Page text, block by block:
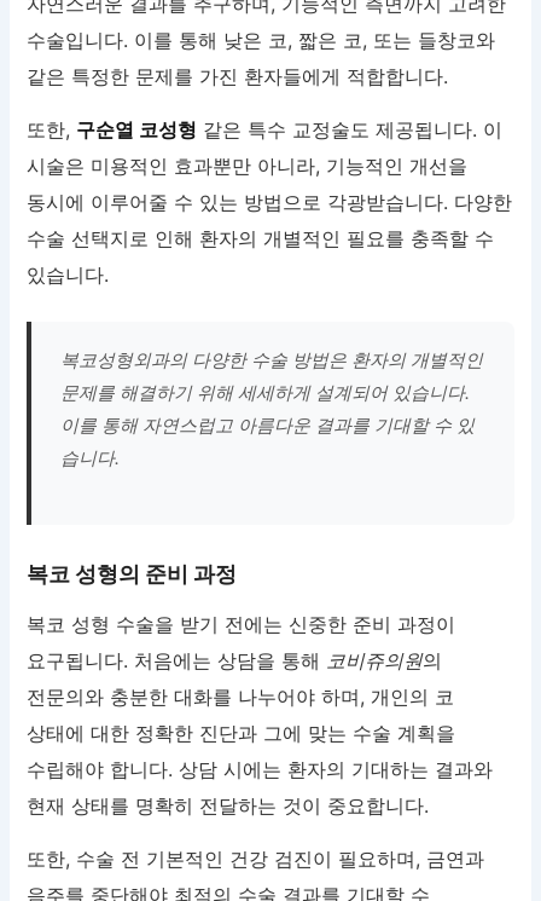
수술입니다. 이를 통해 낮은 코, 짧은 코, 또는 들창코와
같은 특정한 문제를 가진 환자들에게 적합합니다.
또한, 구순열 코성형 같은 특수 교정술도 제공됩니다. 이
시술은 미용적인 효과뿐만 아니라, 기능적인 개선을
동시에 이루어줄 수 있는 방법으로 각광받습니다. 다양한
수술 선택지로 인해 환자의 개별적인 필요를 충족할 수
있습니다.
복코성형외과의 다양한 수술 방법은 환자의 개별적인
문제를 해결하기 위해 세세하게 설계되어 있습니다.
이를 통해 자연스럽고 아름다운 결과를 기대할 수 있
습니다.
복코 성형의 준비 과정
복코 성형 수술을 받기 전에는 신중한 준비 과정이
요구됩니다. 처음에는 상담을 통해 코비쥬의원의
전문의와 충분한 대화를 나누어야 하며, 개인의 코
상태에 대한 정확한 진단과 그에 맞는 수술 계획을
수립해야 합니다. 상담 시에는 환자의 기대하는 결과와
현재 상태를 명확히 전달하는 것이 중요합니다.
또한, 수술 전 기본적인 건강 검진이 필요하며, 금연과
음주를 중단해야 최적의 수술 결과를 기대할 수